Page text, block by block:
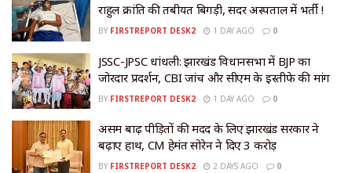
राहुल क्रांति की तबीयत बिगड़ी, सदर अस्पताल में भर्ती !
BY FIRSTREPORT DESK2 1 DAY AGO 0
JSSC-JPSC धांधली: झारखंड विधानसभा में BJP का
जोरदार प्रदर्शन, CBI जांच और सीएम के इस्तीफे की मांग
BY FIRSTREPORT DESK2 1 DAY AGO 0
असम बाढ़ पीड़ितों की मदद के लिए झारखंड सरकार ने
बढ़ाए हाथ, CM हेमंत सोरेन ने दिए ₹3 करोड़
BY FIRSTREPORT DESK2 2 DAYS AGO 0